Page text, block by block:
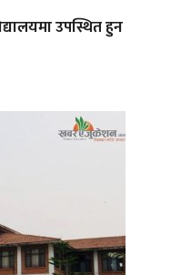
उपस्थित हुन